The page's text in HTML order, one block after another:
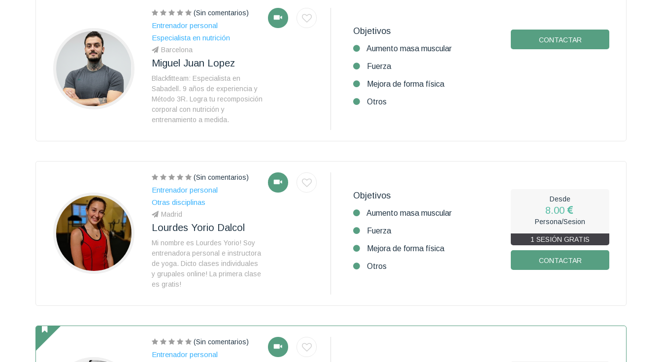
(Sin comentarios)
Entrenador personal
Especialista en nutrición
Barcelona
Miguel Juan Lopez
Blackfitteam: Especialista en
Sabadell. 9 años de experiencia y
Método 3R. Logra tu recomposición
corporal con nutrición y
entrenamiento a medida.
Objetivos
Aumento masa muscular
Fuerza
Mejora de forma física
Otros
CONTACTAR
(Sin comentarios)
Entrenador personal
Otras disciplinas
Madrid
Lourdes Yorio Dalcol
Mi nombre es Lourdes Yorio! Soy
entrenadora personal e instructora
de yoga. Dicto clases individuales
y grupales online! La primera clase
es gratis!
Objetivos
Aumento masa muscular
Fuerza
Mejora de forma física
Otros
Desde
8.00
Persona/Sesion
1 SESIÓN GRATIS
CONTACTAR
(Sin comentarios)
Entrenador personal